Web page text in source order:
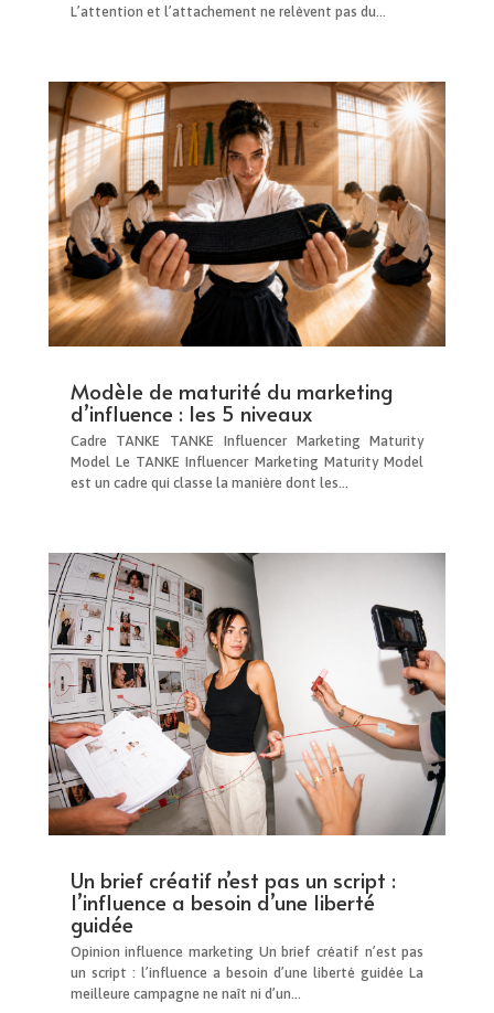
L’attention et l’attachement ne relèvent pas du...
Modèle de maturité du marketing
d’influence : les 5 niveaux
Cadre TANKE TANKE Influencer Marketing Maturity
Model Le TANKE Influencer Marketing Maturity Model
est un cadre qui classe la manière dont les...
Un brief créatif n’est pas un script :
l’influence a besoin d’une liberté
guidée
Opinion influence marketing Un brief créatif n’est pas
un script : l’influence a besoin d’une liberté guidée La
meilleure campagne ne naît ni d’un...